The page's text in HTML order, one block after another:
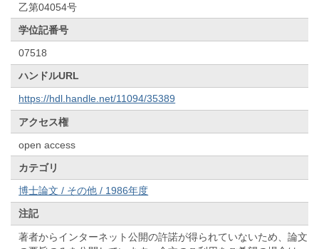
乙第04054号
学位記番号
07518
ハンドルURL
https://hdl.handle.net/11094/35389
アクセス権
open access
カテゴリ
博士論文 / その他 / 1986年度
注記
著者からインターネット公開の許諾が得られていないため、論文